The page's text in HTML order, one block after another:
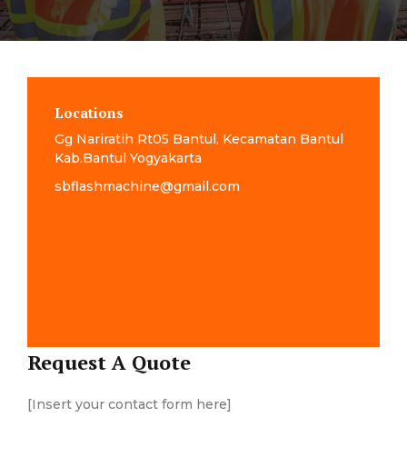
Locations
Gg Nariratih Rt05 Bantul, Kecamatan Bantul
Kab.Bantul Yogyakarta
sbflashmachine@gmail.com
Request A Quote
[Insert your contact form here]